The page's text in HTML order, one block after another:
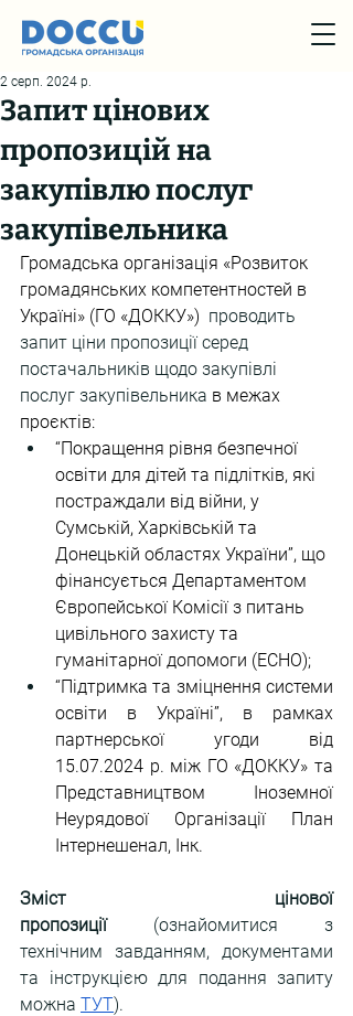
Запит цінових
пропозицій на
закупівлю послуг
закупівельника
2 серп. 2024 р.
Громадська організація «Розвиток
громадянських компетентностей в
Україні» (ГО «ДОККУ») проводить
запит ціни пропозиції серед
постачальників щодо закупівлі
послуг закупівельника в межах
проєктів:
“Покращення рівня безпечної
освіти для дітей та підлітків, які
постраждали від війни, у
Сумській, Харківській та
Донецькій областях України”, що
фінансується Департаментом
Європейської Комісії з питань
цивільного захисту та
гуманітарної допомоги (ECHO);
“Підтримка та зміцнення системи
освіти в Україні”, в рамках
партнерської угоди від
15.07.2024 р. між ГО «ДОККУ» та
Представництвом Іноземної
Неурядової Організації План
Інтернешенал, Інк.
Зміст цінової
пропозиції (ознайомитися з
технічним завданням, документами
та інструкцією для подання запиту
можна ТУТ).